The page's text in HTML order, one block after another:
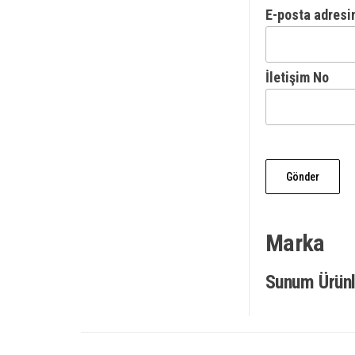
E-posta
İletişim No
Marka
Sunum